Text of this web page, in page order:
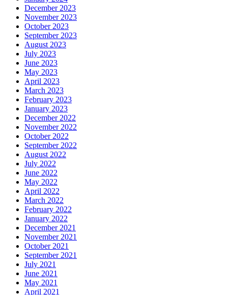
December 2023
November 2023
October 2023
September 2023
August 2023
July 2023
June 2023
May 2023
April 2023
March 2023
February 2023
January 2023
December 2022
November 2022
October 2022
September 2022
August 2022
July 2022
June 2022
May 2022
April 2022
March 2022
February 2022
January 2022
December 2021
November 2021
October 2021
September 2021
July 2021
June 2021
May 2021
April 2021